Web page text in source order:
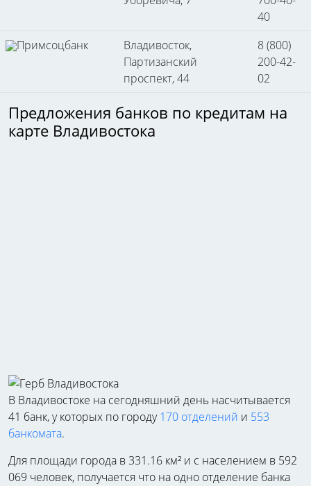
40
Примсоцбанк
Владивосток,
Партизанский
проспект, 44
8 (800)
200-42-
02
Предложения банков по кредитам на
карте Владивостока
В Владивостоке на сегодняшний день насчитывается
41 банк, у которых по городу170 отделений и 553
банкомата.
Для площади города в 331.16 км² и с населением в 592
069 человек, получается что на одно отделение банка